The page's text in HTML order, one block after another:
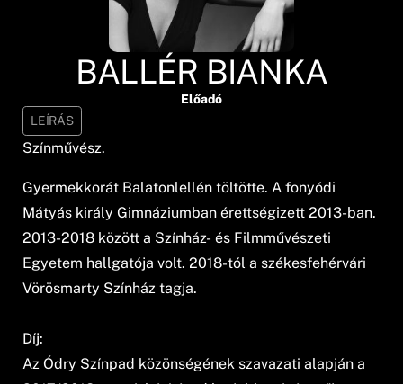
BALLÉR BIANKA
Előadó
LEÍRÁS
Színművész.
Gyermekkorát Balatonlellén töltötte. A fonyódi
Mátyás király Gimnáziumban érettségizett 2013-ban.
2013-2018 között a Színház- és Filmművészeti
Egyetem hallgatója volt. 2018-tól a székesfehérvári
Vörösmarty Színház tagja.
Díj:
Az Ódry Színpad közönségének szavazati alapján a